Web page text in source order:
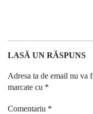
LASĂ UN RĂSPUNS
Adresa ta de email nu va
marcate cu *
Comentariu *